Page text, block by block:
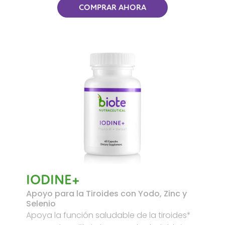
COMPRAR AHORA
IODINE+
Apoyo para la Tiroides con Yodo, Zinc y
Selenio
Apoya la función saludable de la tiroides*